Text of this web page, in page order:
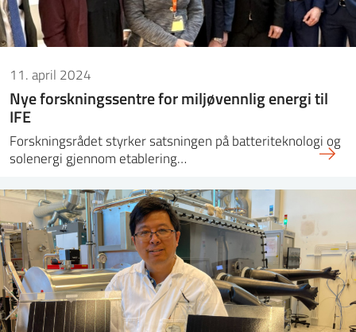
11. april 2024
Nye forskningssentre for miljøvennlig energi til
IFE
Forskningsrådet styrker satsningen på batteriteknologi og
solenergi gjennom etablering…